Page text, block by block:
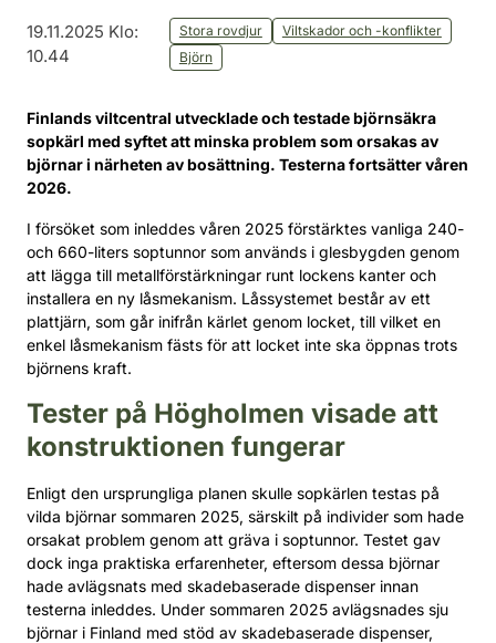
19.11.2025 Klo:
10.44
Stora rovdjur
Viltskador och -konflikter
Björn
Finlands viltcentral utvecklade och testade björnsäkra
sopkärl med syftet att minska problem som orsakas av
björnar i närheten av bosättning. Testerna fortsätter våren
2026.
I försöket som inleddes våren 2025 förstärktes vanliga 240-
och 660-liters soptunnor som används i glesbygden genom
att lägga till metallförstärkningar runt lockens kanter och
installera en ny låsmekanism. Låssystemet består av ett
plattjärn, som går inifrån kärlet genom locket, till vilket en
enkel låsmekanism fästs för att locket inte ska öppnas trots
björnens kraft.
Tester på Högholmen visade att
konstruktionen fungerar
Enligt den ursprungliga planen skulle sopkärlen testas på
vilda björnar sommaren 2025, särskilt på individer som hade
orsakat problem genom att gräva i soptunnor. Testet gav
dock inga praktiska erfarenheter, eftersom dessa björnar
hade avlägsnats med skadebaserade dispenser innan
testerna inleddes. Under sommaren 2025 avlägsnades sju
björnar i Finland med stöd av skadebaserade dispenser,